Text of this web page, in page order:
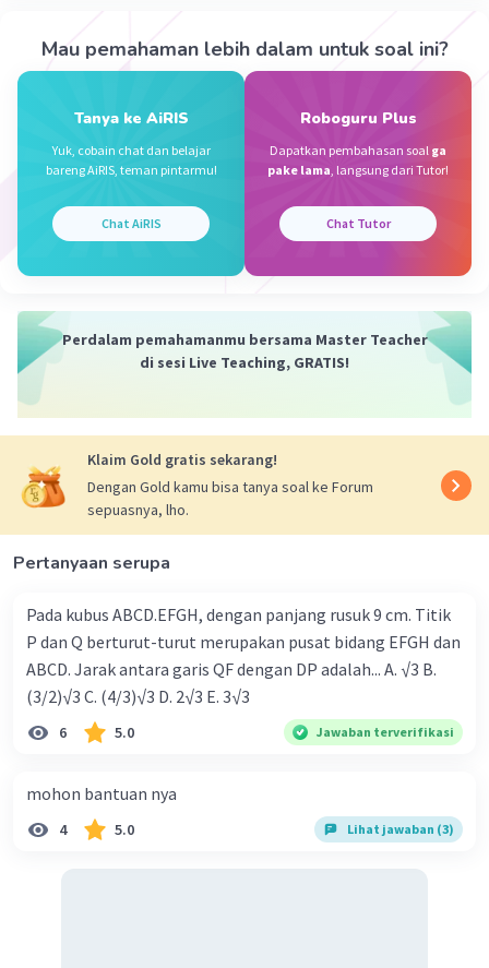
Erina F Level 61
Jawaban terverifikasi
Jawabannya ada di foto ya
Mau pemahaman lebih dalam untuk soal ini?
Tanya ke AiRIS
Yuk, cobain chat dan belajar
bareng AiRIS, teman pintarmu!
Chat AiRIS
Roboguru Plus
Dapatkan pembahasan soal ga
pake lama, langsung dari Tutor!
Chat Tutor
Perdalam pemahamanmu bersama Master Teacher
di sesi Live Teaching, GRATIS!
Klaim Gold gratis sekarang!
Dengan Gold kamu bisa tanya soal ke Forum
sepuasnya, lho.
Pertanyaan serupa
Pada kubus ABCD.EFGH, dengan panjang rusuk 9 cm. Titik
P dan Q berturut-turut merupakan pusat bidang EFGH dan
ABCD. Jarak antara garis QF dengan DP adalah... A. √3 B.
(3/2)√3 C. (4/3)√3 D. 2√3 E. 3√3
6 5.0 Jawaban terverifikasi
mohon bantuan nya
4 5.0 Lihat jawaban (3)